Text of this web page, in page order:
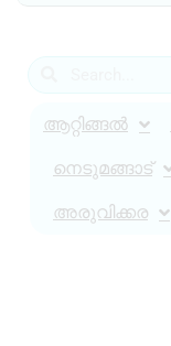
ആറ്റിങ്ങൽ
നെടുമങ്ങാട്
അരുവിക്കര